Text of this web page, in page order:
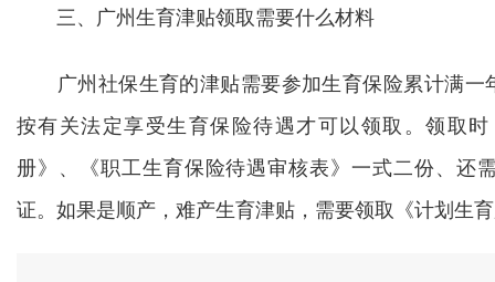
三、广州生育津贴领取需要什么材料
广州社保生育的津贴需要参加生育保险累计满一
按有关法定享受生育保险待遇才可以领取。领取
册》、《职工生育保险待遇审核表》一式二份、还
证。如果是顺产，难产生育津贴，需要领取《计划生